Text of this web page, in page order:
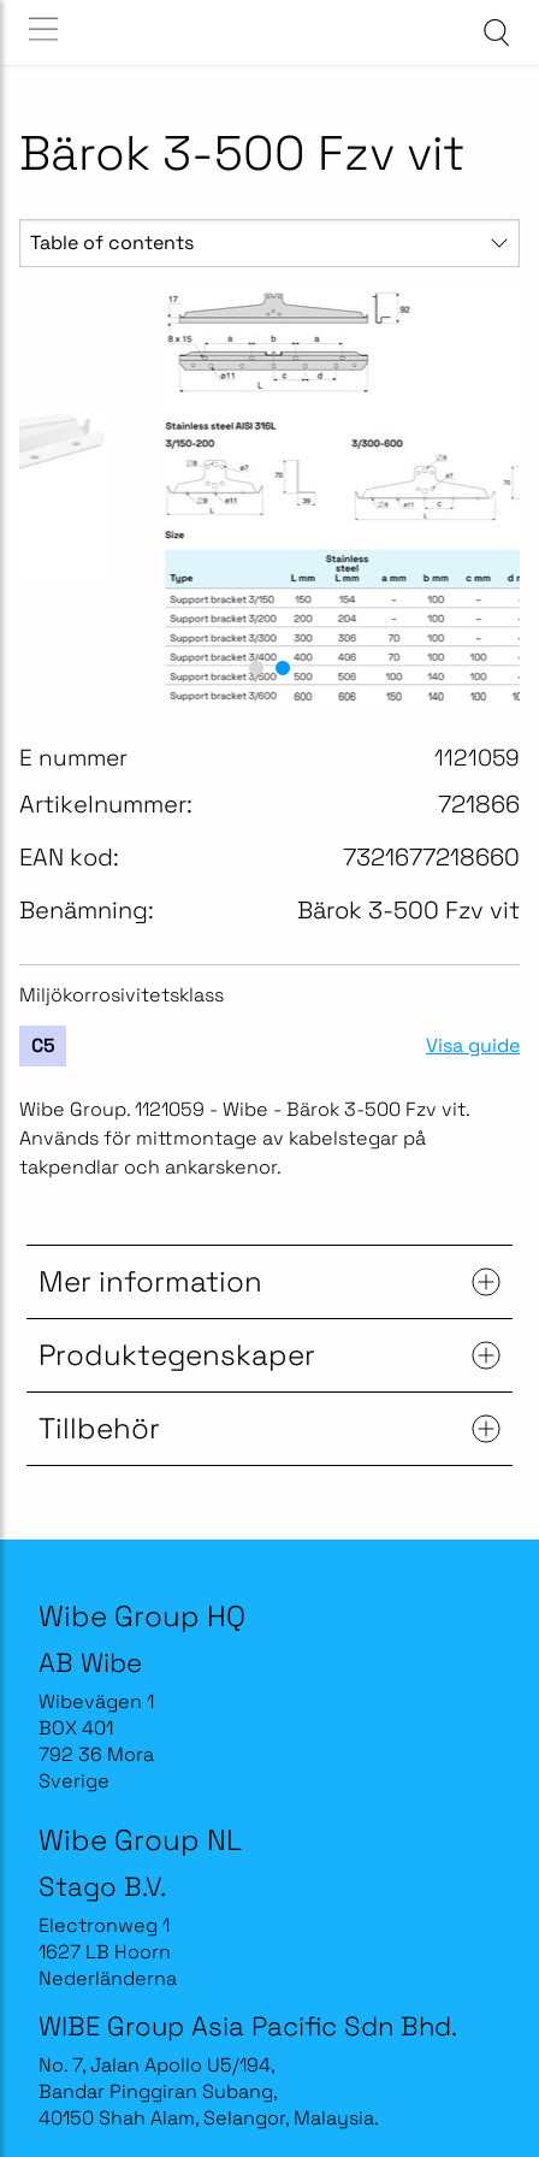
Bärok 3-500 Fzv vit
Table of contents
E nummer 1121059
Artikelnummer:
721866
EAN kod:
7321677218660
Benämning:
Bärok 3-500 Fzv vit
Miljökorrosivitetsklass
C5 Visa guide
Wibe Group. 1121059 - Wibe - Bärok 3-500 Fzv vit.
Används för mittmontage av kabelstegar på
takpendlar och ankarskenor.
Mer information
Produktegenskaper
Tillbehör
Wibe Group HQ
AB Wibe
Wibevägen 1
BOX 401
792 36 Mora
Sverige
Wibe Group NL
Stago B.V.
Electronweg 1
1627 LB Hoorn
Nederländerna
WIBE Group Asia Pacific Sdn Bhd.
No. 7, Jalan Apollo U5/194,
Bandar Pinggiran Subang,
40150 Shah Alam, Selangor, Malaysia.